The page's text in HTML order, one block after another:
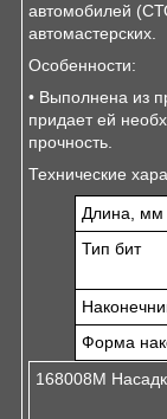
автомобилей
автомастерских.
Особенности:
• Выполнена из
придает ей
прочность.
Технические
Длина, мм
Тип бит
Форма
168008M